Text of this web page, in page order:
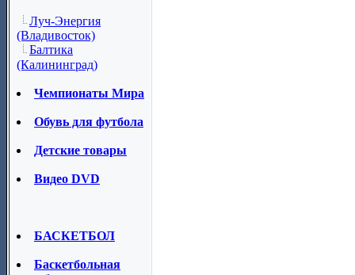
Луч-Энергия
(Владивосток)
Балтика
(Калининград)
Чемпионаты Мира
Обувь для футбола
Детские товары
Видео DVD
БАСКЕТБОЛ
Баскетбольная